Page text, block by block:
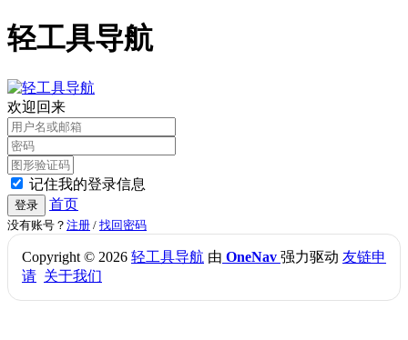
轻工具导航
欢迎回来
记住我的登录信息
登录 首页
没有账号？ 注册 / 找回密码
Copyright © 2026 轻工具导航 由 OneNav 强力驱动 友链申
请 关于我们